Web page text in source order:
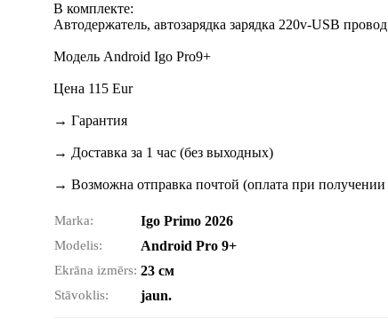
В комплекте:
Автодержатель, автозарядка зарядка 220v-USB провод
Модель Android Igo Pro9+
Цена 115 Eur
→ Гарантия
→ Доставка за 1 час (без выходных)
→ Возможна отправка почтой (оплата при получении
Marka: Igo Primo 2026
Modelis: Android Pro 9+
Ekrāna izmērs: 23 см
Stāvoklis: jaun.